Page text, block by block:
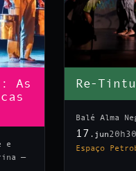
As
e
—
Re-
Balé Alma
17 .jun20h30
Espaço